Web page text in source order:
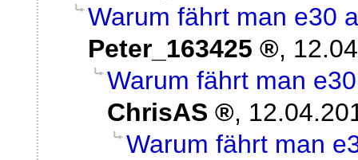
Warum fährt man e30
Peter_163425
,
Warum fährt man
ChrisAS
,
Warum fährt man